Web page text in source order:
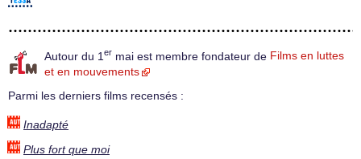
Autour du 1 er mai est membre fondateur de Films en luttes
et en mouvements
Parmi les derniers films recensés :
Inadapté
Plus fort que moi